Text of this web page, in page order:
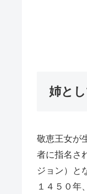
姉と
敬恵王女が
者に指名さ
ジョン）と
１４５０年